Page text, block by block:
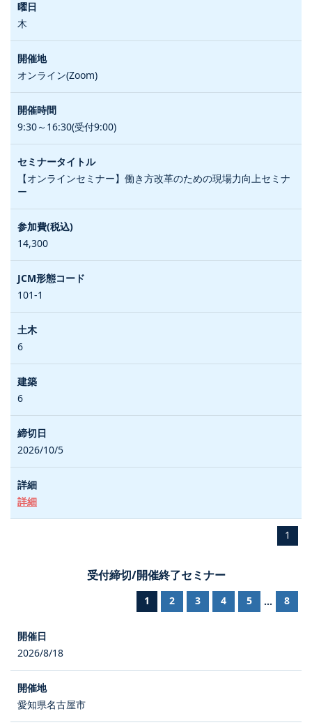
木
オンライン(Zoom)
9:30～16:30(受付9:00)
【オンラインセミナー】働き方改革のための現場力向上セミナ
ー
14,300
101-1
6
6
2026/10/5
詳細
1
受付締切/開催終了セミナー
1 2 3 4 5 ... 8
2026/8/18
愛知県名古屋市